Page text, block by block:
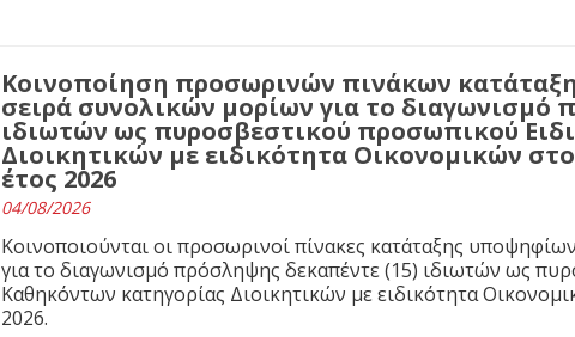
Κοινοποίηση προσωρινών πινάκων
σειρά συνολικών μορίων για το διαγωνισμό
ιδιωτών ως πυροσβεστικού προσωπικού
Διοικητικών με ειδικότητα Οικονομικών
έτος 2026
04/08/2026
Κοινοποιούνται οι προσωρινοί πίνακες κατάταξης
για το διαγωνισμό πρόσληψης δεκαπέντε (15) ιδιωτών ως
Καθηκόντων κατηγορίας Διοικητικών με ειδικότητα
2026.